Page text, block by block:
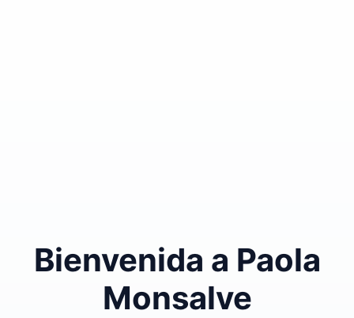
Bienvenida a Paola
Monsalve